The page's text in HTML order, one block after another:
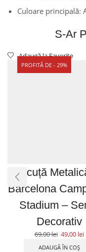
Culoare principală:
S-Ar
PROFITĂ DE - 29%
Adaugă la Favorite
Plăcuță
Barcelona
Stadium –
Decorativ
69,00lei 49,00 lei
ADAUGĂ ÎN COȘ